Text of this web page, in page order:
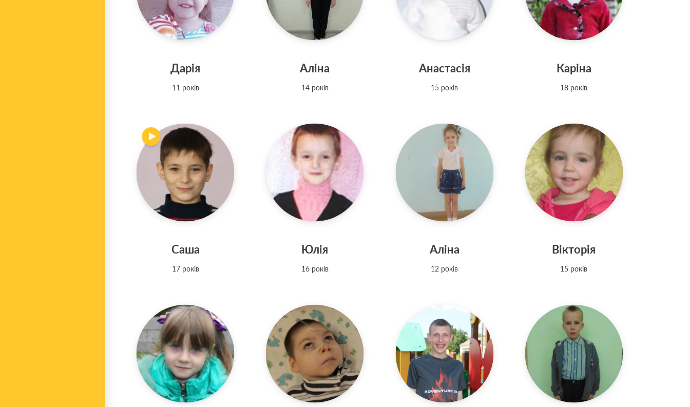
Дарія
11 років
Аліна
14 років
Анастасія
15 років
Каріна
18 років
Саша
17 років
Юлія
16 років
Аліна
12 років
Вікторія
15 років